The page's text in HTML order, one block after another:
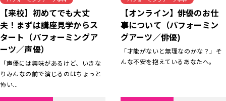
【来校】初めてでも大丈
夫！まずは講座見学からス
タート（パフォーミングア
ーツ／声優）
「声優には興味があるけど、いきな
りみんなの前で演じるのはちょっと
怖い...
【オンライン】俳優のお仕
事について（パフォーミン
グアーツ／俳優)
「才能がないと無理なのかな？」そ
んな不安を抱えているあなたへ。